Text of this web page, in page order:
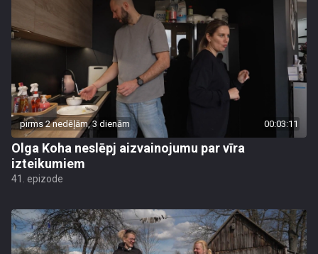
pirms 2 nedēļām, 3 dienām 00:03:11
Olga Koha neslēpj aizvainojumu par vīra
izteikumiem
41. epizode